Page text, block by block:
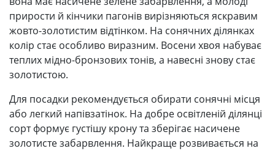
прирости й кінчики пагонів вирізняються яскравим
жовто-золотистим відтінком. На сонячних ділянках
колір стає особливо виразним. Восени хвоя набуває
теплих мідно-бронзових тонів, а навесні знову стає
золотистою.
Для посадки рекомендується обирати сонячні місця
або легкий напівзатінок. На добре освітленій ділянці
сорт формує густішу крону та зберігає насичене
золотисте забарвлення. Найкраще розвивається на